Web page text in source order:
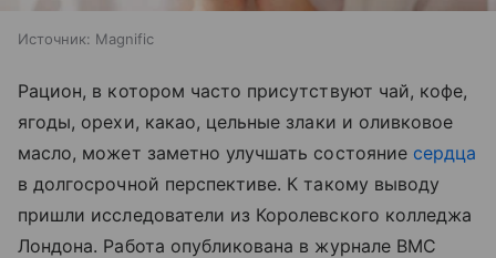
Источник: Magnific
Рацион, в котором часто присутствуют чай, кофе,
ягоды, орехи, какао, цельные злаки и оливковое
масло, может заметно улучшать состояние сердца
в долгосрочной перспективе. К такому выводу
пришли исследователи из Королевского колледжа
Лондона. Работа опубликована в журнале BMC